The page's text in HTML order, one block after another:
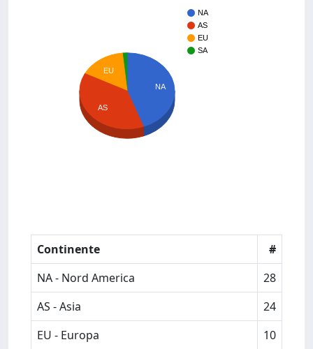
NA
AS
EU
SA
NA
EU
AS
Continente
#
NA - Nord America
28
AS - Asia
24
EU - Europa
10